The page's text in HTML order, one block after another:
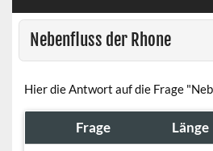
Nebenfluss der Rhone
Hier die Antwort auf die Frage
Frage Länge